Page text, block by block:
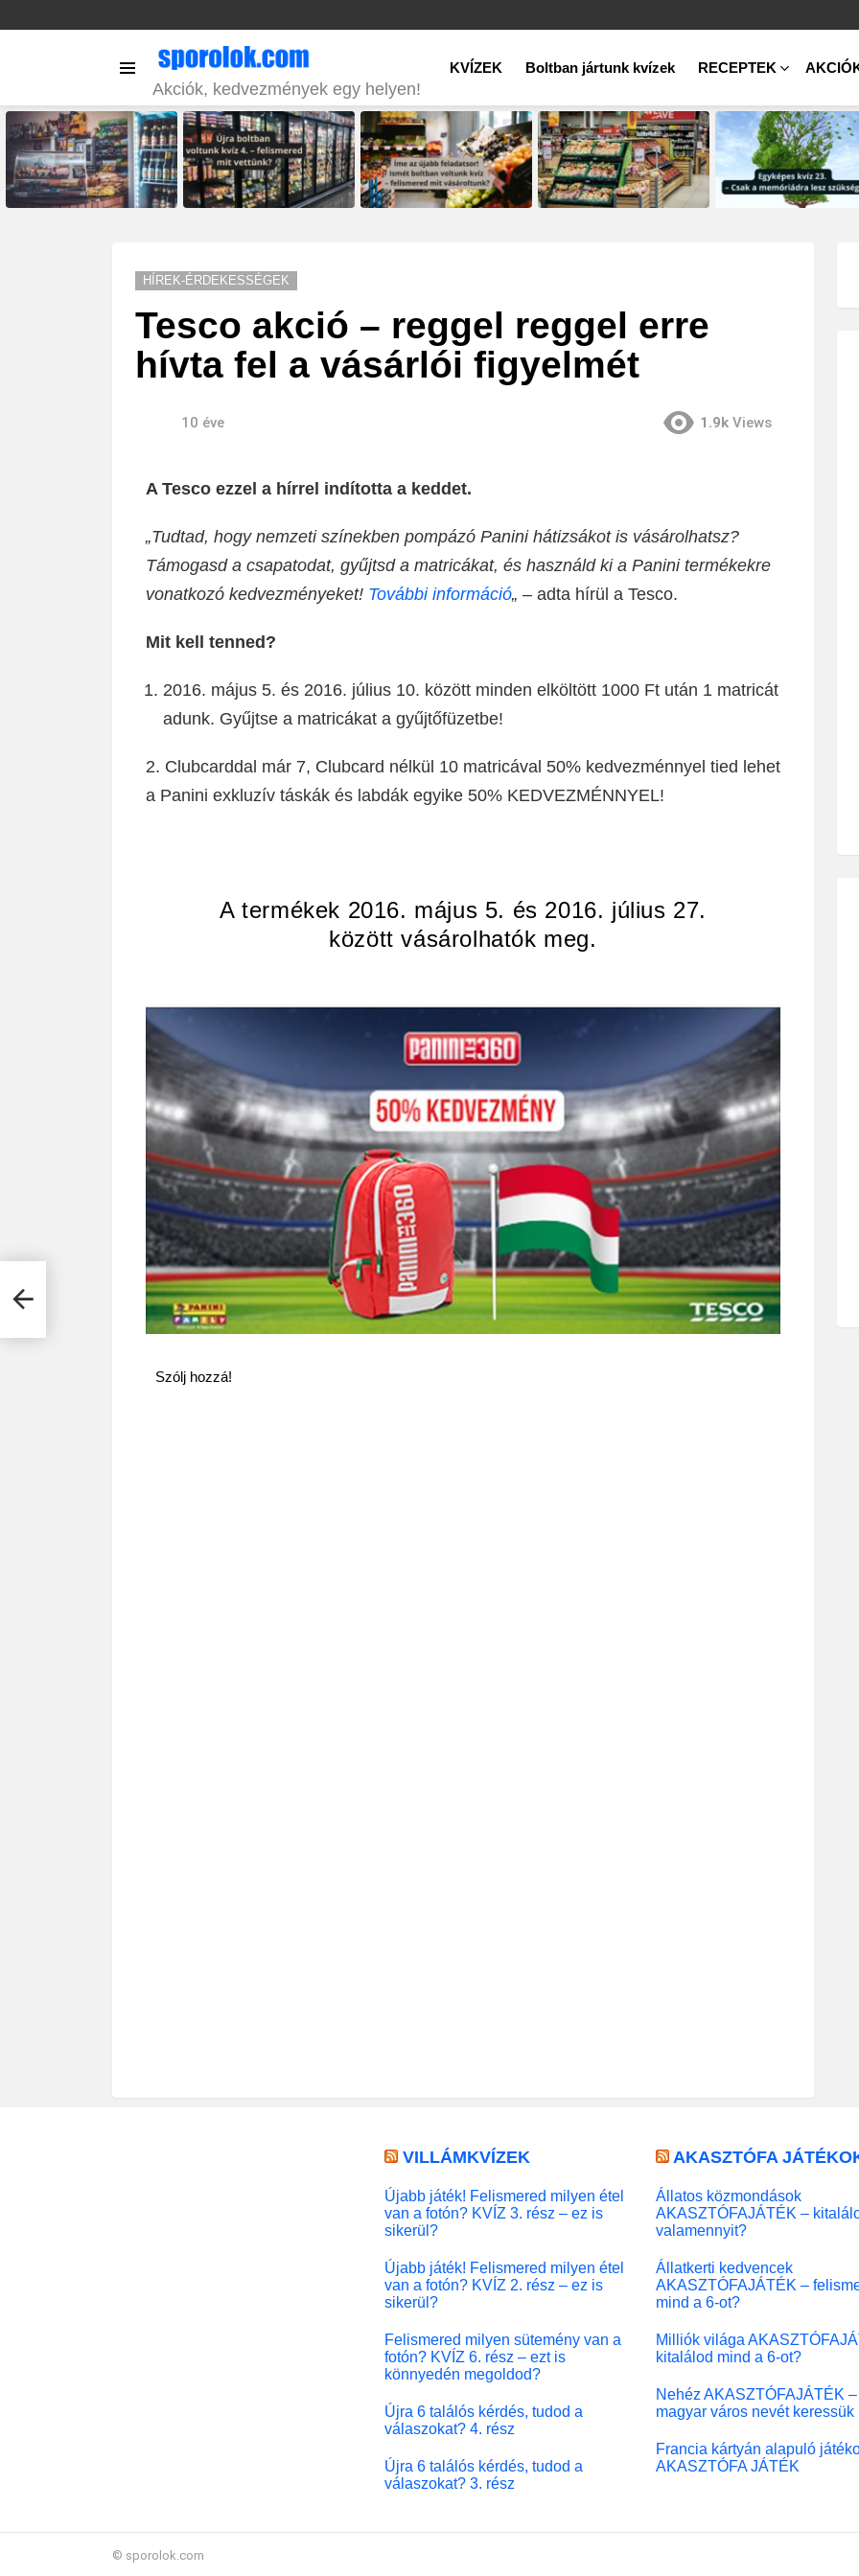
Akciók, kedvezmények egy helyen!
KVÍZEK Boltban jártunk kvízek RECEPTEK
STORIES
HÍREK-ÉRDEKESSÉGEK
Tesco akció – reggel reggel erre
hívta fel a vásárlói figyelmét
10 éve 1.9k Views
A Tesco ezzel a hírrel indította a keddet.
„Tudtad, hogy nemzeti színekben pompázó Panini hátizsákot is vásárolhatsz?
Támogasd a csapatodat, gyűjtsd a matricákat, és használd ki a Panini termékekre
vonatkozó kedvezményeket! További információ„ – adta hírül a Tesco.
Mit kell tenned?
2016. május 5. és 2016. július 10. között minden elköltött 1000 Ft után 1 matricát
adunk. Gyűjtse a matricákat a gyűjtőfüzetbe!
2. Clubcarddal már 7, Clubcard nélkül 10 matricával 50% kedvezménnyel tied lehet
a Panini exkluzív táskák és labdák egyike 50% KEDVEZMÉNNYEL!
A termékek 2016. május 5. és 2016. július 27.
között vásárolhatók meg.
Szólj hozzá!
VILLÁMKVÍZEK
Újabb játék! Felismered milyen étel
van a fotón? KVÍZ 3. rész – ez is
sikerül?
Újabb játék! Felismered milyen étel
van a fotón? KVÍZ 2. rész – ez is
sikerül?
Felismered milyen sütemény van a
fotón? KVÍZ 6. rész – ezt is
könnyedén megoldod?
Újra 6 találós kérdés, tudod a
válaszokat? 4. rész
Újra 6 találós kérdés, tudod a
válaszokat? 3. rész
AKASZTÓFA
Állatos közmondások
AKASZTÓFAJÁTÉK –
valamennyit?
Állatkerti kedvencek
AKASZTÓFAJÁTÉK –
mind a 6-ot?
Milliók világa
kitalálod mind a 6-ot?
Nehéz AKASZTÓFAJÁTÉK
magyar város nevét keressük
Francia kártyán alapuló
AKASZTÓFA JÁTÉK
© sporolok.com